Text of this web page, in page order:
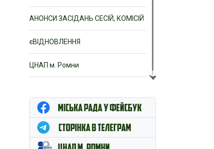
АНОНСИ ЗАСІДАНЬ СЕСІЙ, КОМІСІЙ
єВІДНОВЛЕННЯ
ЦНАП м. Ромни